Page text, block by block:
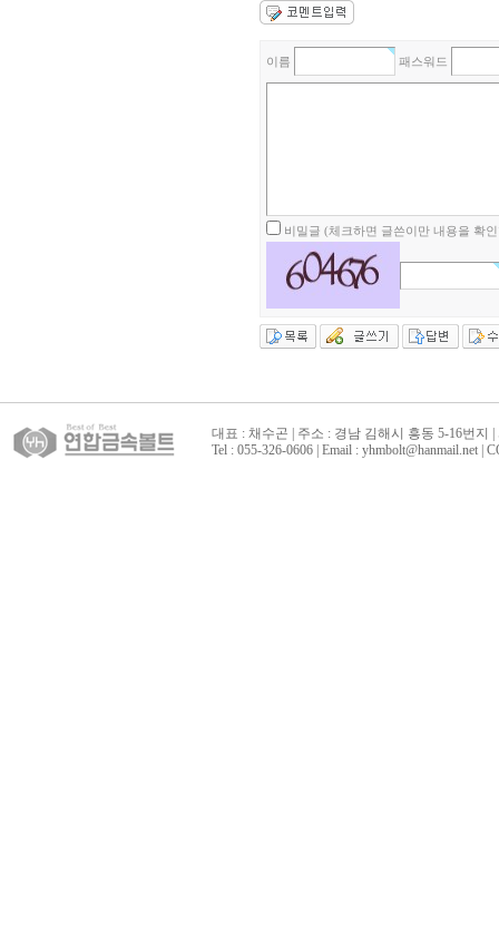
이름 패스워드
비밀글 (체크하면 글쓴이만 내용을 확
대표 : 채수곤 | 주소 : 경남 김해시 흥동 5-16번지 |
Tel : 055-326-0606 | Email : yhmbolt@hanmail.net